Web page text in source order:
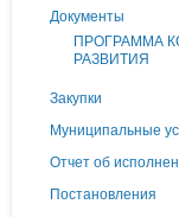
Документы
ПРОГРАММА
РАЗВИТИЯ
Закупки
Муниципальные
Отчет об
Постановления